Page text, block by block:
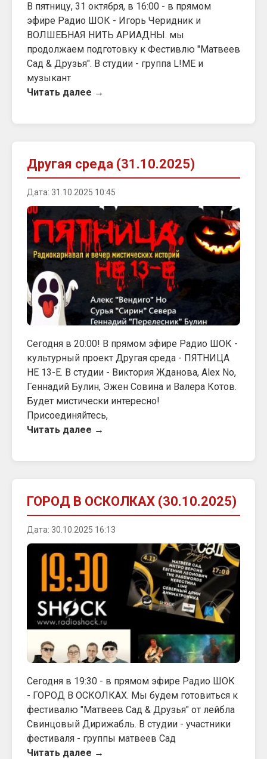
В пятницу, 31 октября, в 16:00 - в прямом
эфире Радио ШОК - Игорь Черидник и
ВОЛШЕБНАЯ НИТЬ АРИАДНЫ. мы
продолжаем подготовку к Фестивлю "Матвеев
Сад & Друзья". В студии - группа L!ME и
музыкант
Читать далее →
Другая среда (31.10.2025)
Дата: 31.10.2025 10:45
Сегодня в 20:00! В прямом эфире Радио ШОК -
культурный проект Другая среда - ПЯТНИЦА
НЕ 13-Е. В студии - Виктория Жданова, Alex No,
Геннадий Булин, Эжен Совина и Валера Котов.
Будет мистически интересно!
Присоединяйтесь,
Читать далее →
ГОРОД В ОСКОЛКАХ (30.10.2025)
Дата: 30.10.2025 16:13
Сегодня в 19:30 - в прямом эфире Радио ШОК
- ГОРОД В ОСКОЛКАХ. Мы будем готовиться к
фестивалю "Матвеев Сад & Друзья" от лейбла
Свинцовый Дирижабль. В студии - участники
фестиваля - группы матвеев Сад
Читать далее →